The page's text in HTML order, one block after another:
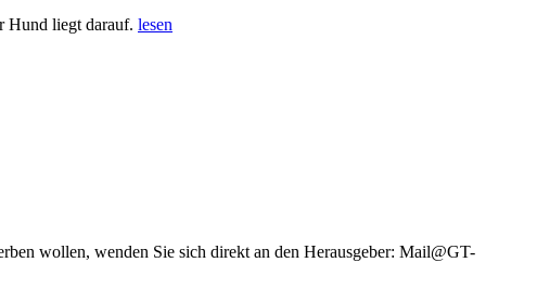
Hund liegt darauf. lesen
wollen, wenden Sie sich direkt an den Herausgeber: Mail@GT-